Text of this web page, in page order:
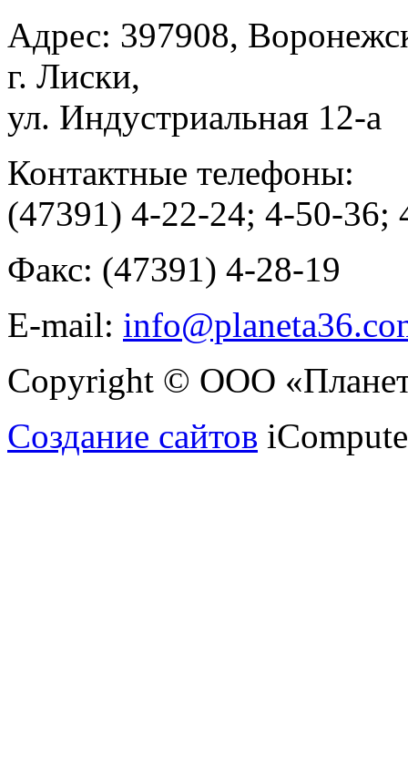
Адрес: 397908,
г. Лиски,
ул. Индустриальная 12-а
Контактные телефоны:
(47391) 4-22-24; 4-50-36;
Факс: (47391) 4-28-19
E-mail:
Copyright © ООО
Создание сайтов